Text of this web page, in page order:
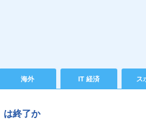
海外 IT 経済 ス
は終了か